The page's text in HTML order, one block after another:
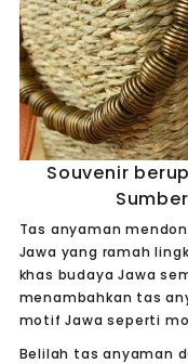
Souvenir
Tas anyaman
Jawa yang ramah
khas budaya Jawa
menambahkan tas
motif Jawa seperti
Belilah tas anyaman